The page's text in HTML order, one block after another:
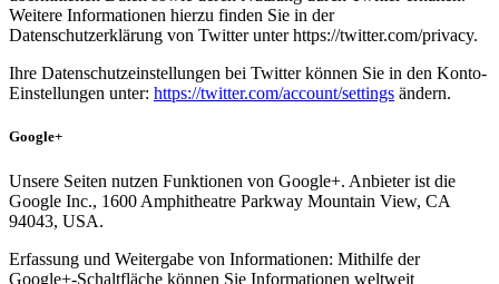
Weitere Informationen hierzu finden Sie in der
Datenschutzerklärung von Twitter unter https://twitter.com/privacy.
Ihre Datenschutzeinstellungen bei Twitter können Sie in den Konto-
Einstellungen unter: https://twitter.com/account/settings ändern.
Google+
Unsere Seiten nutzen Funktionen von Google+. Anbieter ist die
Google Inc., 1600 Amphitheatre Parkway Mountain View, CA
94043, USA.
Erfassung und Weitergabe von Informationen: Mithilfe der
Google+-Schaltfläche können Sie Informationen weltweit